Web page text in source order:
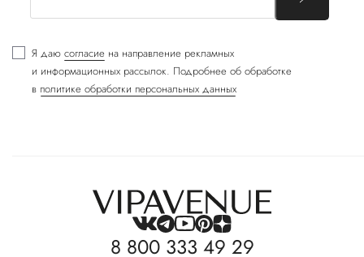
Я даю согласие на направление рекламных
и информационных рассылок. Подробнее об обработке
в политике обработки персональных данных
8 800 333 49 29